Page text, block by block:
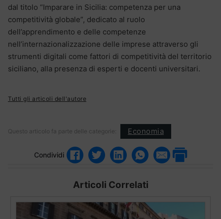
dal titolo “Imparare in Sicilia: competenza per una
competitività globale”, dedicato al ruolo
dell’apprendimento e delle competenze
nell’internazionalizzazione delle imprese attraverso gli
strumenti digitali come fattori di competitività del territorio
siciliano, alla presenza di esperti e docenti universitari.
Tutti gli articoli dell'autore
Questo articolo fa parte delle categorie: Economia
Condividi
Articoli Correlati